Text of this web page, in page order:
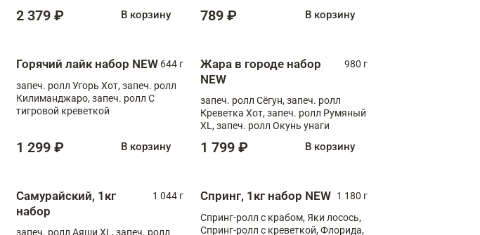
Медовая креветка
2 379 ₽ В корзину 789 ₽ В корзину
Горячий лайк набор NEW 644 г
запеч. ролл Угорь Хот, запеч. ролл
Килиманджаро, запеч. ролл С
тигровой креветкой
1 299 ₽ В корзину
Жара в городе набор
NEW
980 г
запеч. ролл Сёгун, запеч. ролл
Креветка Хот, запеч. ролл Румяный
XL, запеч. ролл Окунь унаги
1 799 ₽ В корзину
Самурайский, 1кг
набор
1 044 г
запеч. ролл Аяши XL, запеч. ролл
Спринг, 1кг набор NEW 1 180 г
Спринг-ролл с крабом, Яки лосось,
Спринг-ролл с креветкой, Флорида,